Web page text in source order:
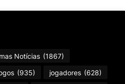
Notícias (1867)
(935) jogadores (628)